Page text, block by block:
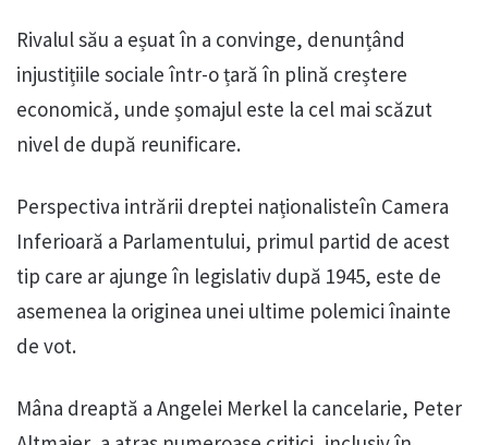
Rivalul său a eșuat în a convinge, denunțând
injustițiile sociale într-o țară în plină creștere
economică, unde șomajul este la cel mai scăzut
nivel de după reunificare.
Perspectiva intrării dreptei naționalisteîn Camera
Inferioară a Parlamentului, primul partid de acest
tip care ar ajunge în legislativ după 1945, este de
asemenea la originea unei ultime polemici înainte
de vot.
Mâna dreaptă a Angelei Merkel la cancelarie, Peter